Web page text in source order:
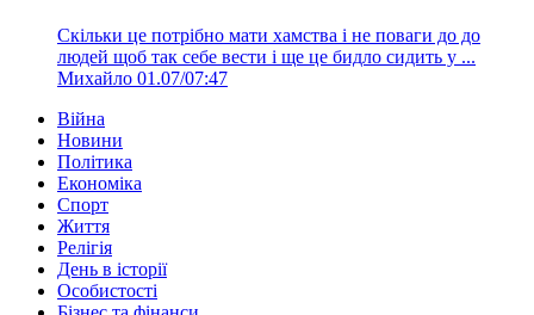
Скільки це потрібно мати хамства і не поваги до до
людей щоб так себе вести і ще це бидло сидить у ...
Михайло 01.07/07:47
Війна
Новини
Політика
Економіка
Спорт
Життя
Релігія
День в історії
Особистості